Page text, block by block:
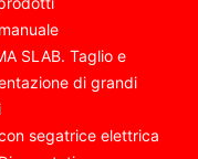
SLAB. Taglio e
di grandi
segatrice elettrica